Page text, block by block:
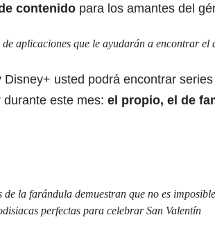
contenido para los amantes del
aplicaciones que le ayudarán a encontrar el
usted podrá encontrar
este mes: el propio, el de
la farándula demuestran que no es imposible
perfectas para celebrar San Valentín